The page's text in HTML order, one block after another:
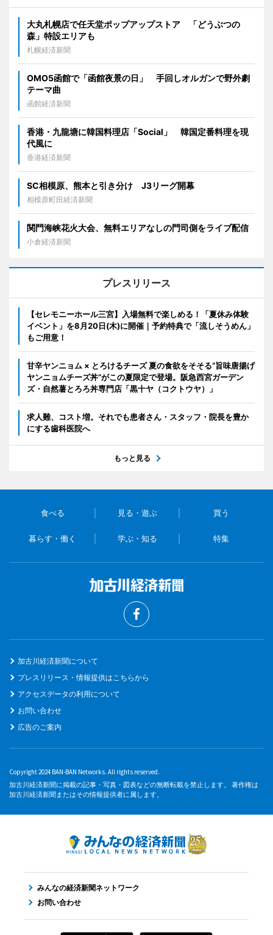
大丸札幌店で任天堂ポップアップストア 「どうぶつの
森」特設エリアも
札幌経済新聞
OMO5函館で「函館夜景の日」 手回しオルガンで野外劇
テーマ曲
函館経済新聞
香港・九龍塘に韓国料理店「Social」 韓国定番料理を現
代風に
香港経済新聞
SC相模原、熊本と引き分け J3リーグ開幕
相模原町田経済新聞
関門海峡花火大会、無料エリアなしの門司側をライブ配信
小倉経済新聞
プレスリリース
【セレモニーホール三宮】入場無料で楽しめる！「夏休み体験
イベント」を8月20日(木)に開催｜予約特典で「流しそうめん」
もご用意！
甘辛ヤンニョム × とろけるチーズ 夏の食欲をそそる“旨味唐揚げ
ヤンニョムチーズ丼”がこの夏限定で登場。阪急西宮ガーデン
ズ・自然薯とろろ丼専門店「黒十ヤ（コクトウヤ）」
求人難、コスト増。それでも患者さん・スタッフ・院長を豊か
にする歯科医院へ
もっと見る
食べる 見る・遊ぶ 買う
暮らす・働く 学ぶ・知る 特集
加古川経済新聞について
プレスリリース・情報提供はこちらから
アクセスデータの利用について
お問い合わせ
広告のご案内
Copyright 2024 BAN-BAN Networks. All rights reserved.
加古川経済新聞に掲載の記事・写真・図表などの無断転載を禁止します。 著作権は
加古川経済新聞またはその情報提供者に属します。
みんなの経済新聞ネットワーク
お問い合わせ